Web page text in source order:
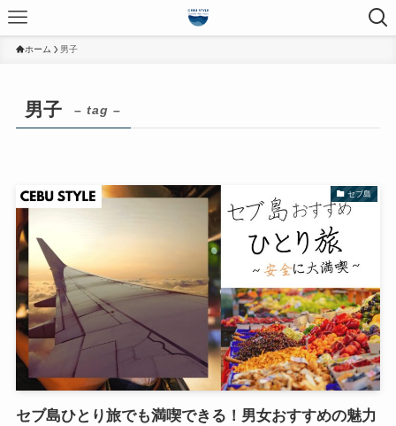
ホーム 男子
男子 – tag –
セブ島
セブ島ひとり旅でも満喫できる！男女おすすめの魅力